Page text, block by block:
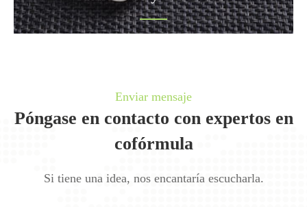
Enviar mensaje
Póngase en contacto con expertos en
cofórmula
Si tiene una idea, nos encantaría escucharla.